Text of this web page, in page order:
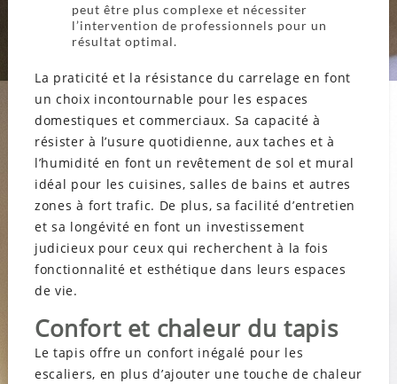
peut être plus complexe et nécessiter
l’intervention de professionnels pour un
résultat optimal.
La praticité et la résistance du carrelage en font
un choix incontournable pour les espaces
domestiques et commerciaux. Sa capacité à
résister à l’usure quotidienne, aux taches et à
l’humidité en font un revêtement de sol et mural
idéal pour les cuisines, salles de bains et autres
zones à fort trafic. De plus, sa facilité d’entretien
et sa longévité en font un investissement
judicieux pour ceux qui recherchent à la fois
fonctionnalité et esthétique dans leurs espaces
de vie.
Confort et chaleur du tapis
Le tapis offre un confort inégalé pour les
escaliers, en plus d’ajouter une touche de chaleur